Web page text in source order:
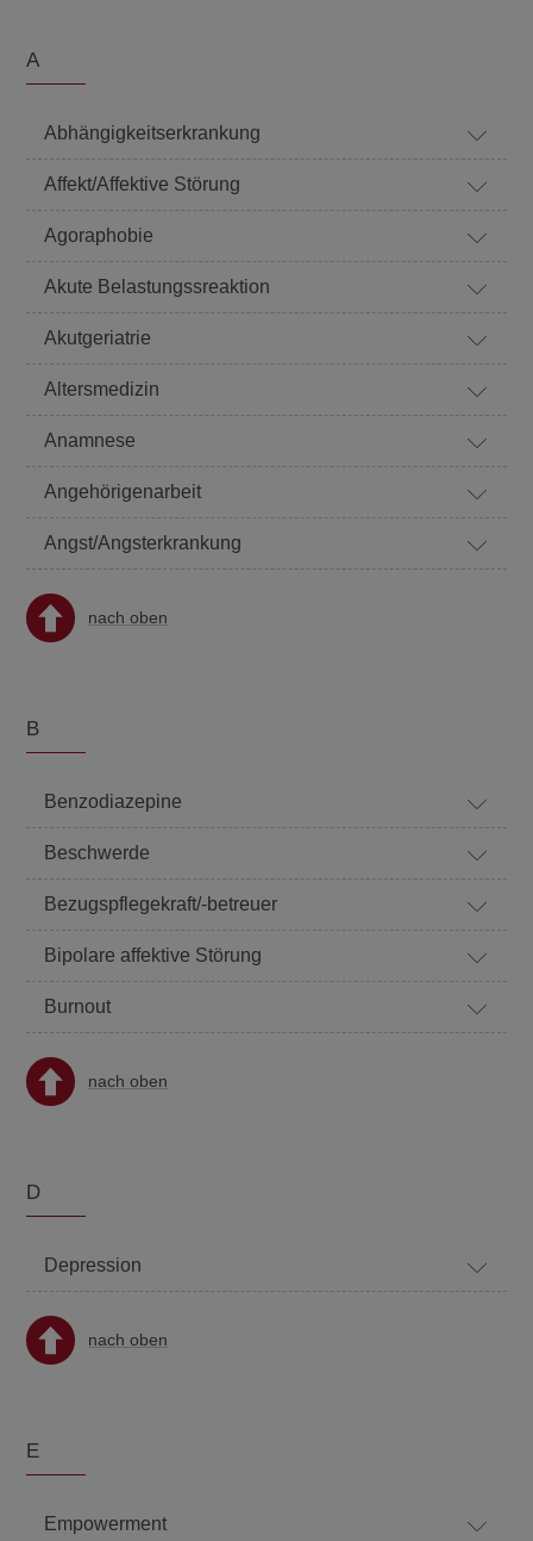
A
Abhängigkeitserkrankung
Affekt/Affektive Störung
Agoraphobie
Akute Belastungssreaktion
Akutgeriatrie
Altersmedizin
Anamnese
Angehörigenarbeit
Angst/Angsterkrankung
nach oben
B
Benzodiazepine
Beschwerde
Bezugspflegekraft/-betreuer
Bipolare affektive Störung
Burnout
nach oben
D
Depression
nach oben
E
Empowerment